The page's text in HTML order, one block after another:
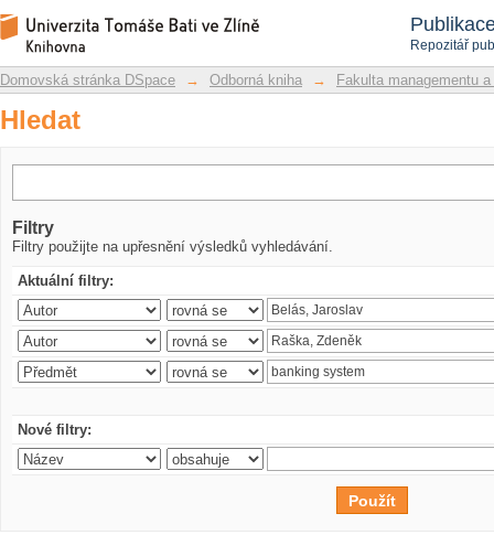
Repozitář
Hledat
Repozitář DSpace/Manakin
Domovská stránka DSpace → Odborná kniha → Fakulta managementu
Hledat
Filtry
Filtry použijte na upřesnění výsledků vyhledávání.
Aktuální filtry:
Nové filtry: